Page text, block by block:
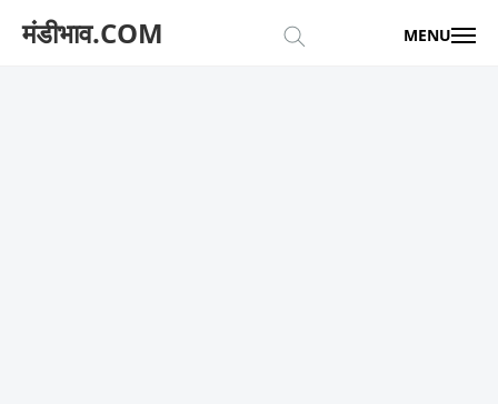
मंडीभाव.COM MENU